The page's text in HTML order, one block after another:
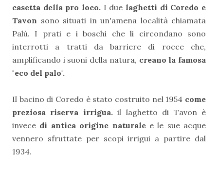
casetta della pro loco. I due laghetti di Coredo e
Tavon sono situati in un'amena località chiamata
Palù. I prati e iboschi che li circondano sono
interrotti a tratti da barriere di rocce che,
amplificando i suoni della natura, creano la famosa
"eco del palo".
Il bacino di Coredo è stato costruito nel 1954 come
preziosa riserva irrigua.il laghetto di Tavon è
invece di antica origine naturalee le sue acque
vennero sfruttate per scopi irrigui a partire dal
1934.